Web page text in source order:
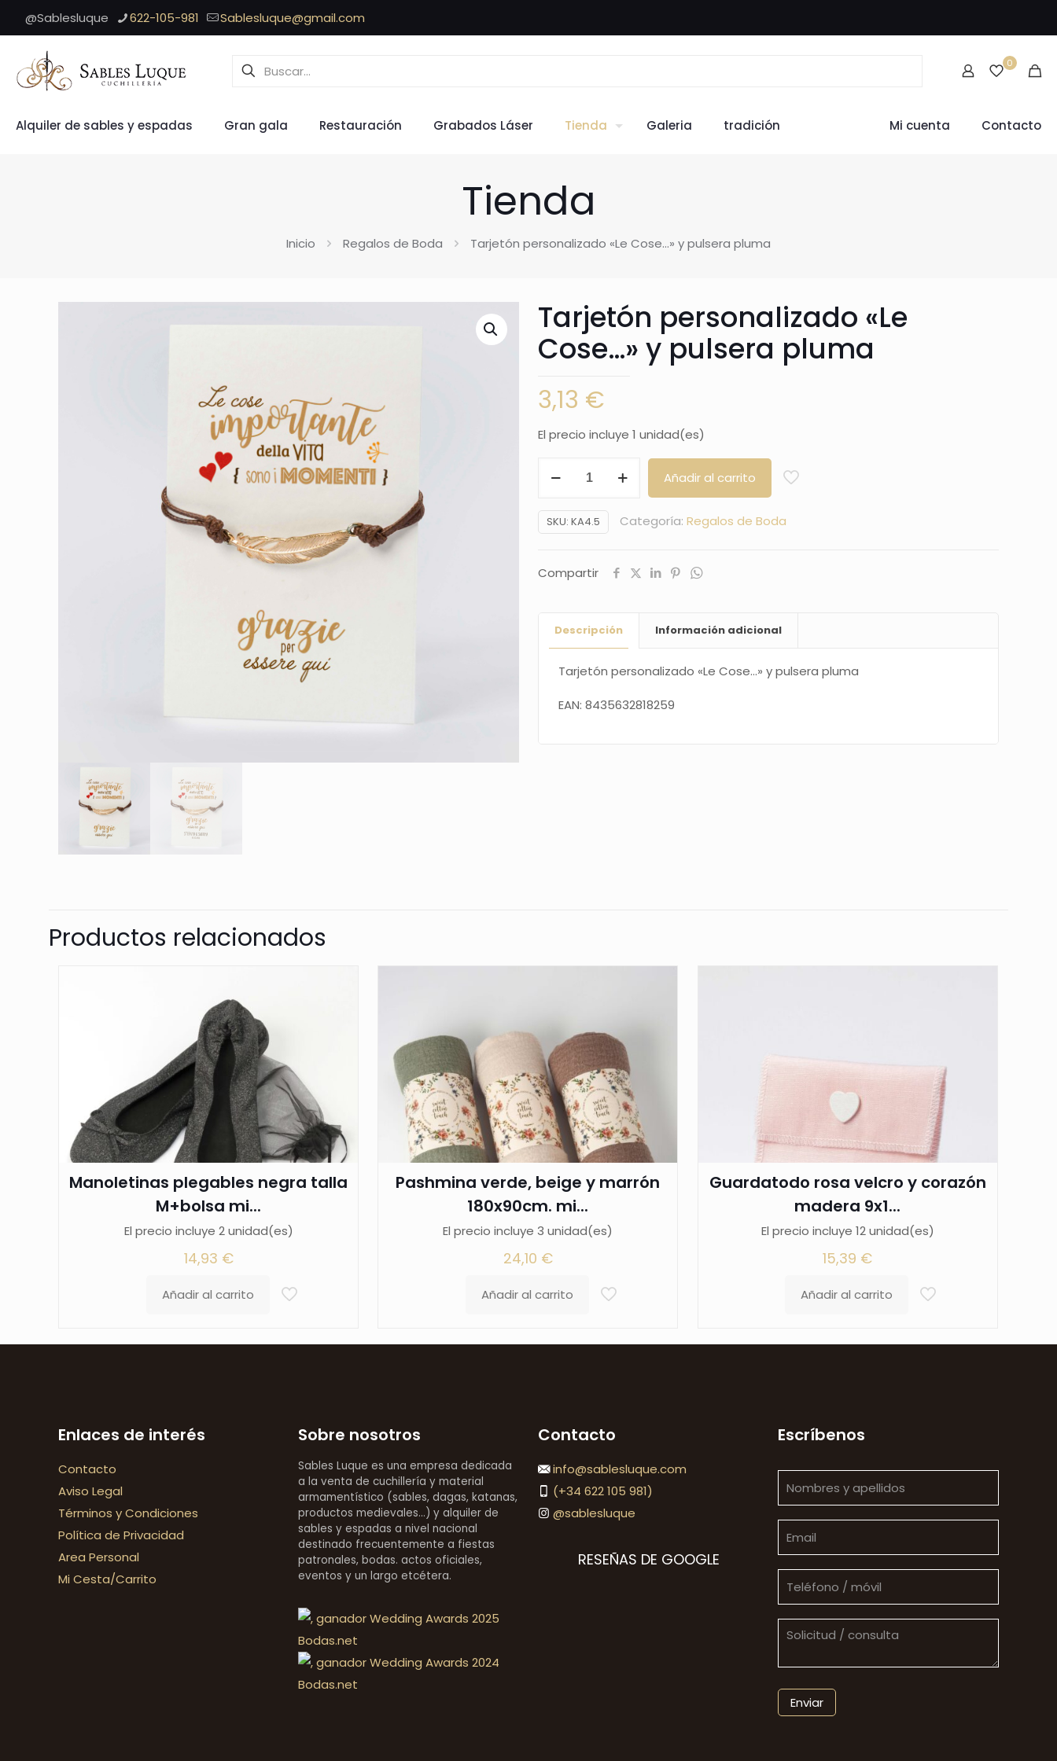
@Sablesluque 622-105-981 Sablesluque@gmail.com
0
Alquiler de sables y espadas Gran gala Restauración Grabados Láser Tienda Galeria tradición Mi cuenta Contacto
Tienda
Inicio Regalos de Boda Tarjetón personalizado «Le Cose…» y pulsera pluma
Tarjetón personalizado «Le
Cose…» y pulsera pluma
3,13 €
El precio incluye 1 unidad(es)
"Le
Cose..."
pulsera
Añadir al carrito
SKU: KA4.5 Categoría: Regalos de Boda
Compartir
Descripción Información adicional
Tarjetón personalizado «Le Cose…» y pulsera pluma
EAN: 8435632818259
Productos relacionados
Manoletinas plegables negra talla
M+bolsa mi...
El precio incluye 2 unidad(es)
14,93 €
Añadir al carrito
Pashmina verde, beige y marrón
180x90cm. mi...
El precio incluye 3 unidad(es)
24,10 €
Añadir al carrito
Guardatodo rosa velcro y corazón
madera 9x1...
El precio incluye 12 unidad(es)
15,39 €
Añadir al carrito
Enlaces de interés
Contacto
Aviso Legal
Términos y Condiciones
Política de Privacidad
Area Personal
Mi Cesta/Carrito
Sobre nosotros
Sables Luque es una empresa dedicada
a la venta de cuchillería y material
armamentístico (sables, dagas, katanas,
productos medievales...) y alquiler de
sables y espadas a nivel nacional
destinado frecuentemente a fiestas
patronales, bodas. actos oficiales,
eventos y un largo etcétera.
Contacto
info@sablesluque.com
(+34 622 105 981)
@sablesluque
RESEÑAS DE GOOGLE
Escríbenos